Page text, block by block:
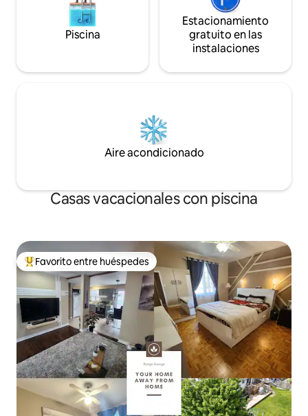
Piscina
Estacionamiento
gratuito en las
instalaciones
Aire acondicionado
Casas vacacionales con piscina
Favorito entre huéspedes preferido
Favorito entre huéspedes